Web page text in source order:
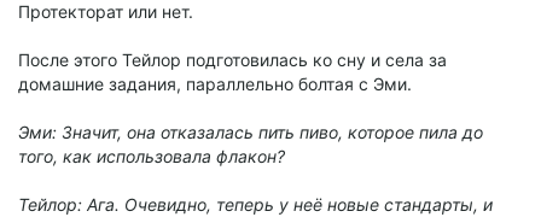
Протекторат или нет.
После этого Тейлор подготовилась ко сну и села за
домашние задания, параллельно болтая с Эми.
Эми: Значит, она отказалась пить пиво, которое пила до
того, как использовала флакон?
Тейлор: Ага. Очевидно, теперь у неё новые стандарты, и